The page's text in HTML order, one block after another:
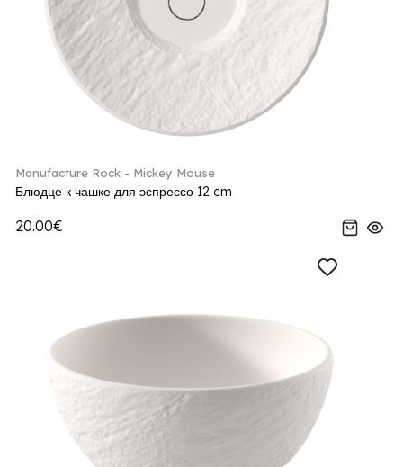
Manufacture Rock - Mickey Mouse
Блюдце к чашке для эспрессо 12 cm
20.00€